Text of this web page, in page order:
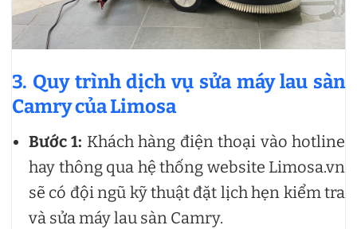
3. Quy trình dịch vụ sửa máy lau sàn
Camry của Limosa
Bước 1: Khách hàng điện thoại vào hotline
hay thông qua hệ thống website Limosa.vn
sẽ có đội ngũ kỹ thuật đặt lịch hẹn kiểm tra
và sửa máy lau sàn Camry.